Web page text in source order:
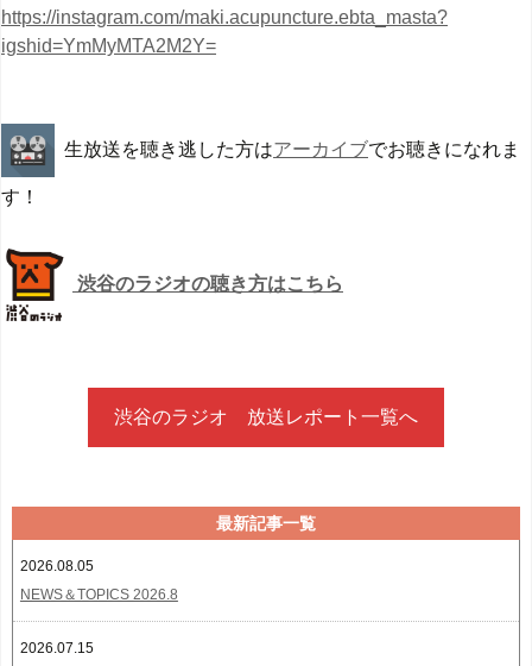
https://instagram.com/maki.acupuncture.ebta_masta?
igshid=YmMyMTA2M2Y=
生放送を聴き逃した方はアーカイブでお聴きになれま
す！
渋谷のラジオの聴き方はこちら
渋谷のラジオ 放送レポート一覧へ
最新記事一覧
2026.08.05
NEWS＆TOPICS 2026.8
2026.07.15